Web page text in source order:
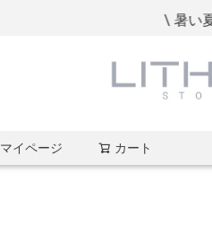
\ 暑い夏を乗り
マイページ カート